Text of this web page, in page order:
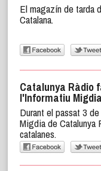
El magazín de tarda
Catalana.
Catalunya Ràdio
l'Informatiu Migdia
Durant el passat 3
Migdia de Catalunya
catalanes.